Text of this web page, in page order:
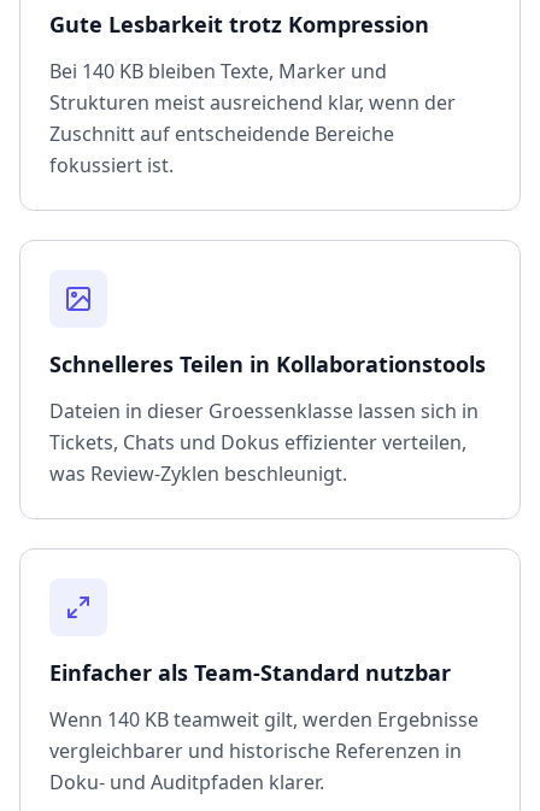
Gute Lesbarkeit trotz Kompression
Bei 140 KB bleiben Texte, Marker und
Strukturen meist ausreichend klar, wenn der
Zuschnitt auf entscheidende Bereiche
fokussiert ist.
Schnelleres Teilen in Kollaborationstools
Dateien in dieser Groessenklasse lassen sich in
Tickets, Chats und Dokus effizienter verteilen,
was Review-Zyklen beschleunigt.
Einfacher als Team-Standard nutzbar
Wenn 140 KB teamweit gilt, werden Ergebnisse
vergleichbarer und historische Referenzen in
Doku- und Auditpfaden klarer.